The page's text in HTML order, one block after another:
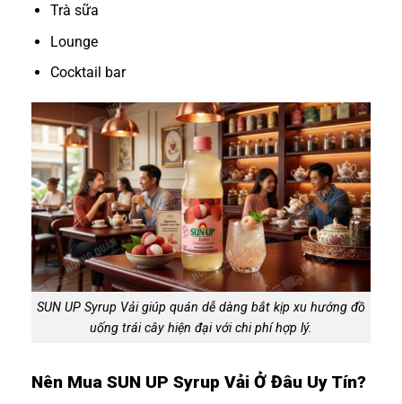
Trà sữa
Lounge
Cocktail bar
SUN UP Syrup Vải giúp quán dễ dàng bắt kịp xu hướng đồ
uống trái cây hiện đại với chi phí hợp lý.
Nên Mua SUN UP Syrup Vải Ở Đâu Uy Tín?